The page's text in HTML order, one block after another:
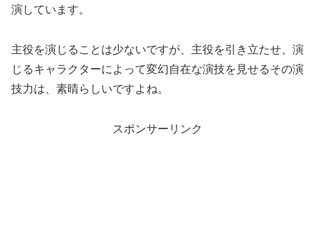
演しています。
主役を演じることは少ないですが、主役を引き立たせ、演
じるキャラクターによって変幻自在な演技を見せるその演
技力は、素晴らしいですよね。
スポンサーリンク